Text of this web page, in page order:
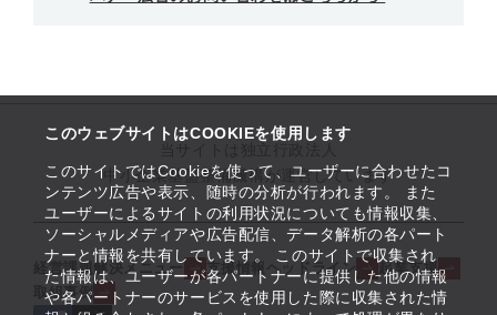
このウェブサイトはCOOKIEを使用します
このサイトではCookieを使って、ユーザーに合わせたコ
ンテンツ広告や表示、随時の分析が行われます。 また
ユーザーによるサイトの利用状況についても情報収集、
ソーシャルメディアや広告配信、データ解析の各パート
ナーと情報を共有しています。 このサイトで収集され
た情報は、ユーザーが各パートナーに提供した他の情報
や各パートナーのサービスを使用した際に収集された情
中小企業基盤整備機構が運営しています
経営課題解決メニュー 支援情報ヘッドライン
起業支援
取組事例